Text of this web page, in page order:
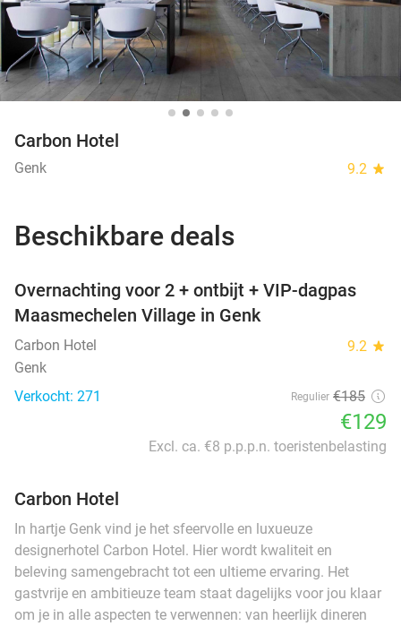
Carbon Hotel
Genk 9.2 star
Beschikbare deals
Overnachting voor 2 + ontbijt + VIP-dagpas
Maasmechelen Village in Genk
Carbon Hotel 9.2 star
Genk
Verkocht: 271
Regulier €185
€129
Excl. ca. €8 p.p.p.n. toeristenbelasting
Carbon Hotel
In hartje Genk vind je het sfeervolle en luxueuze
designerhotel Carbon Hotel. Hier wordt kwaliteit en
beleving samengebracht tot een ultieme ervaring. Het
gastvrije en ambitieuze team staat dagelijks voor jou klaar
om je in alle aspecten te verwennen: van heerlijk dineren